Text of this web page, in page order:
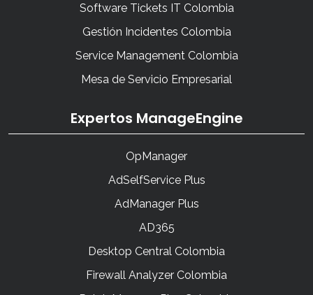
Software Tickets IT Colombia
Gestión Incidentes Colombia
Service Management Colombia
Mesa de Servicio Empresarial
Expertos ManageEngine
OpManager
AdSelfService Plus
AdManager Plus
AD365
Desktop Central Colombia
Firewall Analyzer Colombia